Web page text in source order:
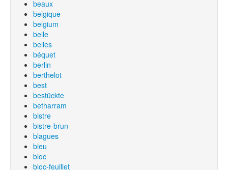
beaux
belgique
belgium
belle
belles
béquet
berlin
berthelot
best
bestückte
betharram
bistre
bistre-brun
blagues
bleu
bloc
bloc-feuillet